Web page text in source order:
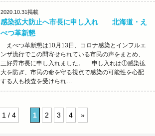
2020.10.31掲載
感染拡大防止へ市長に申し入れ 北海道・え
べつ革新懇
えべつ革新懇は10月13日、コロナ感染とインフルエ
ンザ流行でこの間寄せられている市民の声をまとめ、
三好昇市長に申し入れました。 申し入れは①感染拡
大を防ぎ、市民の命を守る視点で感染の可能性を心配
する人も検査を受けられ…
1 / 4 1 2 3 4 »